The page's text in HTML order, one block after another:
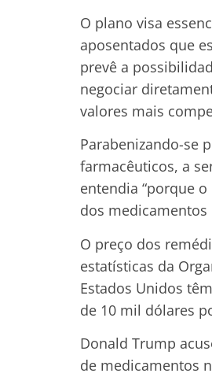
O plano visa
aposentados que
prevê a
negociar
valores mais
Parabenizando-se
farmacêuticos, a
entendia “porque
dos
O preço dos
estatísticas da
Estados Unidos
de 10 mil dólares
Donald Trump
de medicamentos